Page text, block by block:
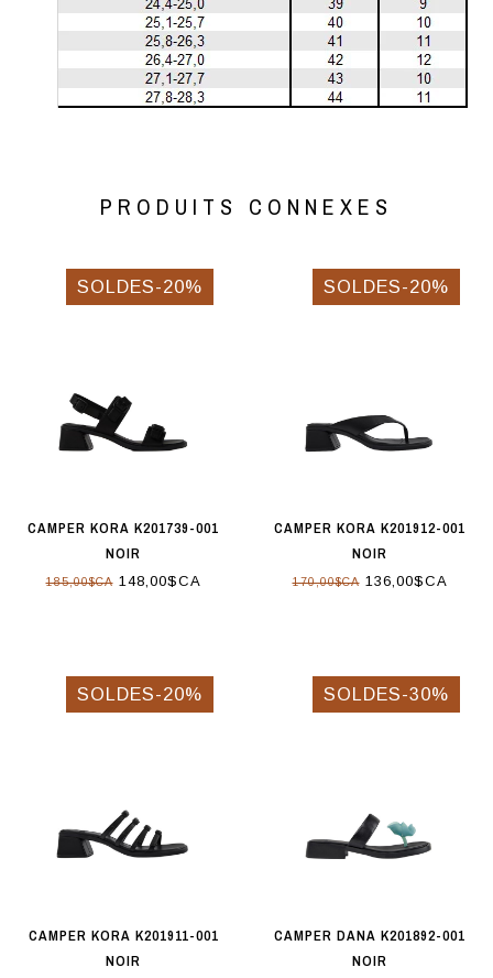
PRODUITS CONNEXES
SOLDES-20%
CAMPER KORA K201739-001
NOIR
185,00$CA148,00$CA
SOLDES-20%
CAMPER KORA K201912-001
NOIR
170,00$CA136,00$CA
SOLDES-20%
CAMPER KORA K201911-001
NOIR
SOLDES-30%
CAMPER DANA K201892-001
NOIR